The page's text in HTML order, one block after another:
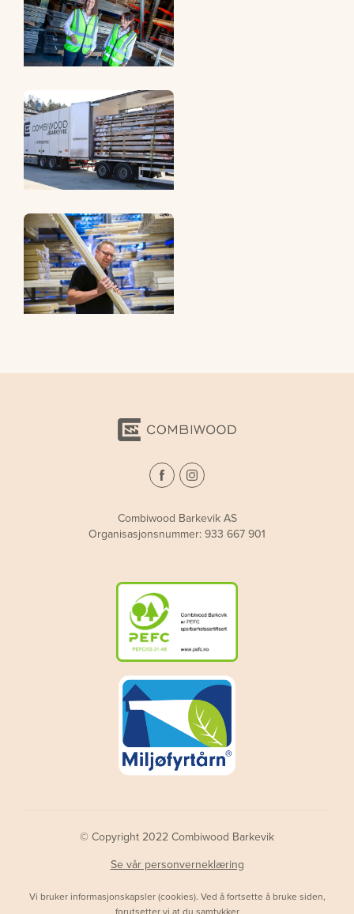
Combiwood Barkevik AS
Organisasjonsnummer: 933 667 901
© Copyright 2022 Combiwood Barkevik
Se vår personverneklæring
Vi bruker informasjonskapsler (cookies). Ved å fortsette å bruke siden,